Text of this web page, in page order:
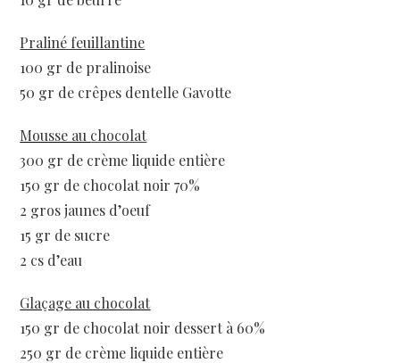
Praliné feuillantine
100 gr de pralinoise
50 gr de crêpes dentelle Gavotte
Mousse au chocolat
300 gr de crème liquide entière
150 gr de chocolat noir 70%
2 gros jaunes d’oeuf
15 gr de sucre
2 cs d’eau
Glaçage au chocolat
150 gr de chocolat noir dessert à 60%
250 gr de crème liquide entière